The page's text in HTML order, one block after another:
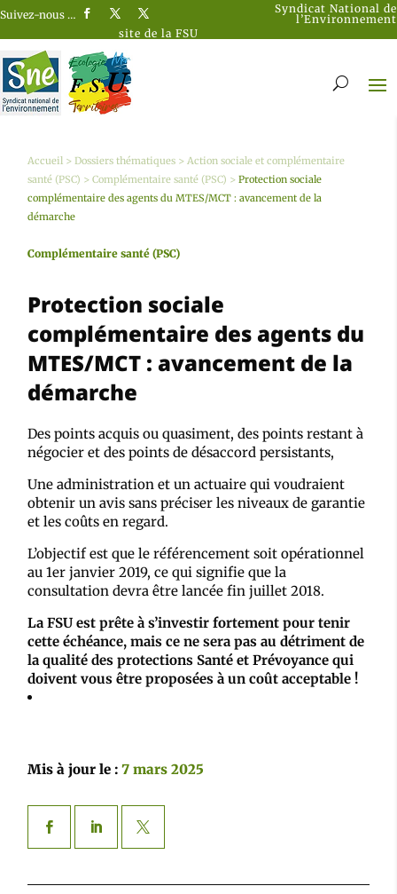
Suivez-nous …
Syndicat National de
l’Environnement
site de la FSU
Accueil >Dossiers thématiques >Action sociale et complémentaire
santé (PSC) >Complémentaire santé (PSC) >Protection sociale
complémentaire des agents du MTES/MCT : avancement de la
démarche
Complémentaire santé (PSC)
Protection sociale
complémentaire des agents du
MTES/MCT : avancement de la
démarche
Des points acquis ou quasiment, des points restant à
négocier et des points de désaccord persistants,
Une administration et un actuaire qui voudraient
obtenir un avis sans préciser les niveaux de garantie
et les coûts en regard.
L’objectif est que le référencement soit opérationnel
au 1er janvier 2019, ce qui signifie que la
consultation devra être lancée fin juillet 2018.
La FSU est prête à s’investir fortement pour tenir
cette échéance, mais ce ne sera pas au détriment de
la qualité des protections Santé et Prévoyance qui
doivent vous être proposées à un coût acceptable !
Mis à jour le :7 mars 2025